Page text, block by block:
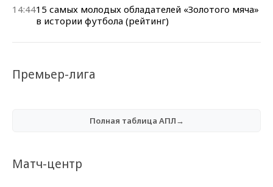
14:4415 самых молодых обладателей «Золотого мяча»
в истории футбола (рейтинг)
Премьер-лига
Полная таблица АПЛ→
Матч-центр